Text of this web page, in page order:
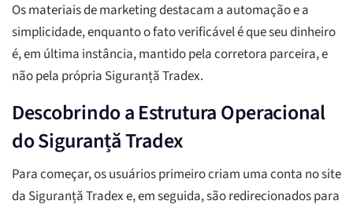
Os materiais de marketing destacam a automação e a
simplicidade, enquanto o fato verificável é que seu dinheiro
é, em última instância, mantido pela corretora parceira, e
não pela própria Siguranță Tradex.
Descobrindo a Estrutura Operacional
do Siguranță Tradex
Para começar, os usuários primeiro criam uma conta no site
da Siguranță Tradex e, em seguida, são redirecionados para